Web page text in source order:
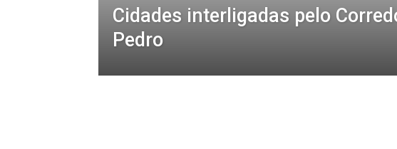
Cidades interligadas pelo
Pedro